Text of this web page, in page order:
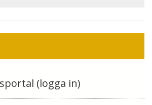
(logga in)